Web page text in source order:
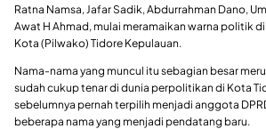
Ratna Namsa, Jafar Sadik, Abdurrahman Dano,
Awat H Ahmad, mulai meramaikan warna politik
Kota (Pilwako) Tidore Kepulauan.
Nama-nama yang muncul itu sebagian besar
sudah cukup tenar di dunia perpolitikan di Kota
sebelumnya pernah terpilih menjadi anggota
beberapa nama yang menjadi pendatang baru.